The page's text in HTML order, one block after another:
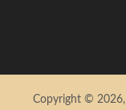
Copyright © 2026,